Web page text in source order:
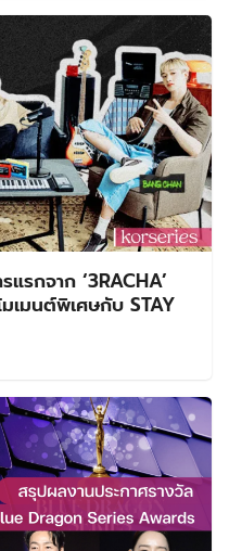
รกจาก ‘3RACHA’
เมนต์พิเศษกับ STAY